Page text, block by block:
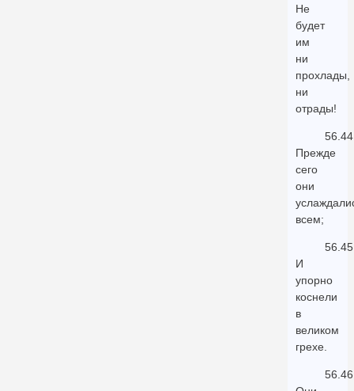
Не
будет
им
ни
прохлады,
ни
отрады!
56.44
Прежде
сего
они
всем;
56.45
И
упорно
коснели
в
великом
грехе.
56.46